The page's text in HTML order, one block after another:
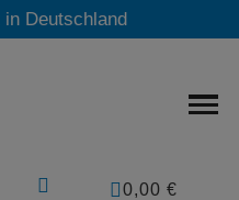
Deutschland
0,00 €